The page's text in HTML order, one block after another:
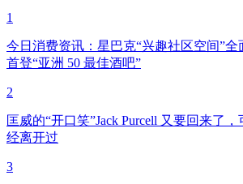
1
今日消费资讯：星巴克“兴趣社区空间”全
首登“亚洲 50 最佳酒吧”
2
匡威的“开口笑”Jack Purcell 又要回来了
经离开过
3